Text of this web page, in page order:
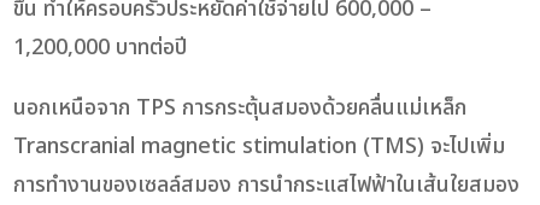
ขึ้น ทำให้ครอบครัวประหยัดค่าใช้จ่ายไป 600,000 –
1,200,000 บาทต่อปี
นอกเหนือจาก TPS การกระตุ้นสมองด้วยคลื่นแม่เหล็ก
Transcranial magnetic stimulation (TMS) จะไปเพิ่ม
การทำงานของเซลล์สมอง การนำกระแสไฟฟ้าในเส้นใยสมอง